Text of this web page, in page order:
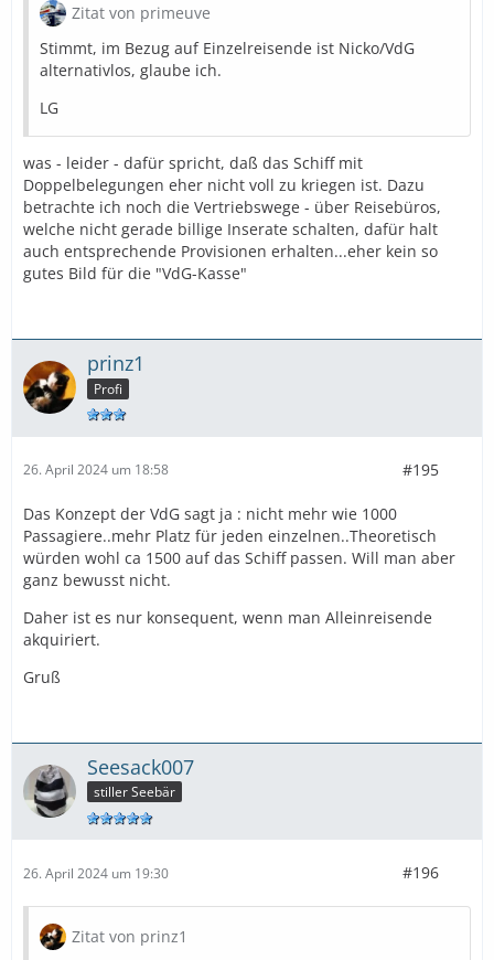
Zitat von primeuve
Stimmt, im Bezug auf Einzelreisende ist Nicko/VdG
alternativlos, glaube ich.
LG
was - leider - dafür spricht, daß das Schiff mit
Doppelbelegungen eher nicht voll zu kriegen ist. Dazu
betrachte ich noch die Vertriebswege - über Reisebüros,
welche nicht gerade billige Inserate schalten, dafür halt
auch entsprechende Provisionen erhalten...eher kein so
gutes Bild für die "VdG-Kasse"
prinz1
Profi
26. April 2024 um 18:58 #195
Das Konzept der VdG sagt ja : nicht mehr wie 1000
Passagiere..mehr Platz für jeden einzelnen..Theoretisch
würden wohl ca 1500 auf das Schiff passen. Will man aber
ganz bewusst nicht.
Daher ist es nur konsequent, wenn man Alleinreisende
akquiriert.
Gruß
Seesack007
stiller Seebär
26. April 2024 um 19:30 #196
Zitat von prinz1